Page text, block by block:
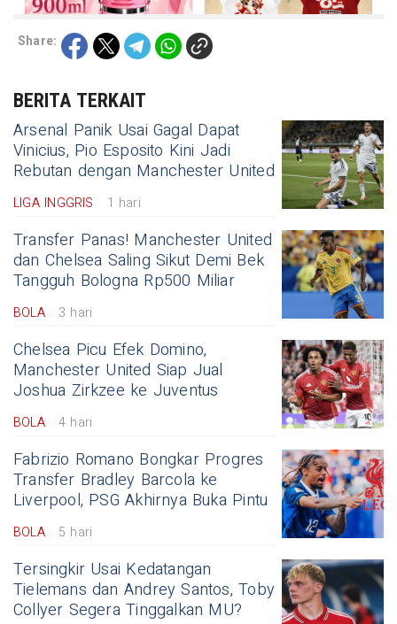
Share:
BERITA TERKAIT
Arsenal Panik Usai Gagal Dapat
Vinicius, Pio Esposito Kini Jadi
Rebutan dengan Manchester United
LIGA INGGRIS 1 hari
Transfer Panas! Manchester United
dan Chelsea Saling Sikut Demi Bek
Tangguh Bologna Rp500 Miliar
BOLA 3 hari
Chelsea Picu Efek Domino,
Manchester United Siap Jual
Joshua Zirkzee ke Juventus
BOLA 4 hari
Fabrizio Romano Bongkar Progres
Transfer Bradley Barcola ke
Liverpool, PSG Akhirnya Buka Pintu
BOLA 5 hari
Tersingkir Usai Kedatangan
Tielemans dan Andrey Santos, Toby
Collyer Segera Tinggalkan MU?